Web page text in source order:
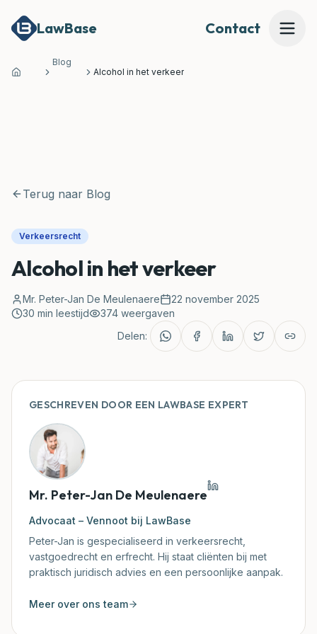
LawBase Contact
Waarom LawBase?
Prijzen
Over Ons
Rechtspraak
Klantenzone
Mijn Document Nakijken
Home
Blog
Alcohol in het verkeer
Terug naar Blog
Verkeersrecht
Alcohol in het verkeer
Mr. Peter-Jan De Meulenaere
22 november 2025
30 min leestijd 374 weergaven
Delen:
GESCHREVEN DOOR EEN LAWBASE EXPERT
Mr. Peter-Jan De Meulenaere
Advocaat – Vennoot bij LawBase
Peter-Jan is gespecialiseerd in verkeersrecht,
vastgoedrecht en erfrecht. Hij staat cliënten bij met
praktisch juridisch advies en een persoonlijke aanpak.
Meer over ons team